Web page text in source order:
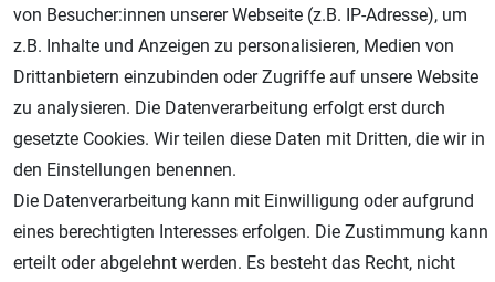
Geprüfter Shop
von Besucher:innen unserer Webseite (z.B. IP-Adresse), um
z.B. Inhalte und Anzeigen zu personalisieren, Medien von
Drittanbietern einzubinden oder Zugriffe auf unsere Website
zu analysieren. Die Datenverarbeitung erfolgt erst durch
gesetzte Cookies. Wir teilen diese Daten mit Dritten, die wir in
den Einstellungen benennen.
Die Datenverarbeitung kann mit Einwilligung oder aufgrund
eines berechtigten Interesses erfolgen. Die Zustimmung kann
erteilt oder abgelehnt werden. Es besteht das Recht, nicht